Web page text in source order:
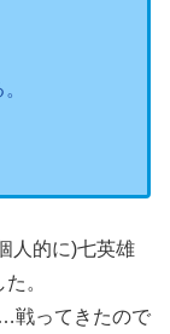
人的に)七英雄
。
戦ってきたので